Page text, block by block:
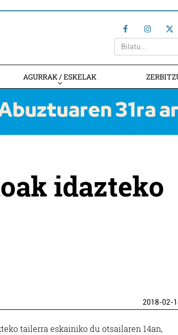
AGURRAK / ESKELAK
idazteko
2018-02-
tailerra eskainiko du otsailaren 14an,